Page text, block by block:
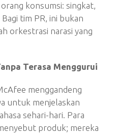
konsumsi: singkat,
tim PR, ini bukan
orkestrasi narasi yang
Terasa Menggurui
menggandeng
untuk menjelaskan
sehari-hari. Para
produk; mereka